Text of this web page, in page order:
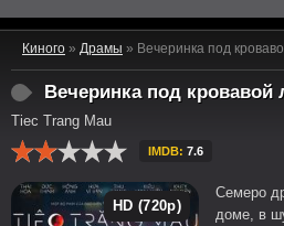
Киного » Драмы » Вечеринка под
Вечеринка под кровавой
Tiec Trang Mau
IMDB: 7.6
HD (720p)
Семеро
доме, в